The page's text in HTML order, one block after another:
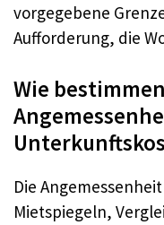
vorgegebene
Aufforderung, die
Wie
Die
Mietspiegeln,